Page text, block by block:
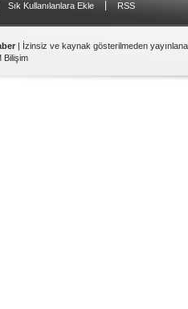
Sık Kullanılanlara Ekle RSS
| İzinsiz ve kaynak gösterilmeden
Bilişim